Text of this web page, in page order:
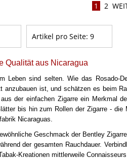
1 2
Artikel pro Seite: 9
Qualität aus Nicaragua
Leben sind selten. Wie das Rosado-
anzubauen ist, und schätzen es beim
der einfachen Zigarre ein Merkmal
bis hin zum Rollen der Zigarre -
Nicaraguas.
Geschmack der Bentley
der gesamten Rauchdauer.
Kreationen mittlerweile